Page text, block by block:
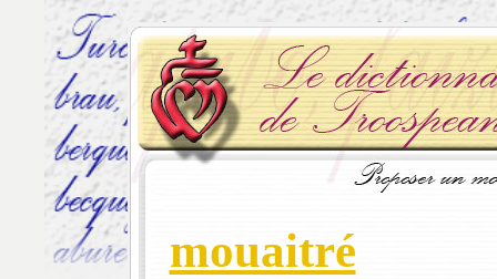
mouaitré